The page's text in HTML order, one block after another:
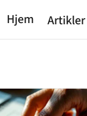
Hjem Artikler